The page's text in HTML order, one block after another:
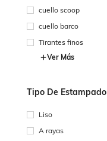
cuello scoop
cuello barco
Tirantes finos
Ver Más
Tipo De Estampado
Liso
A rayas